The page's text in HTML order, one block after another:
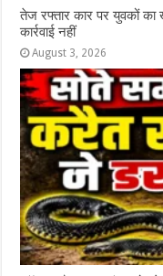
तेज रफ्तार कार पर युवकों
कार्रवाई नहीं
August 3, 2026